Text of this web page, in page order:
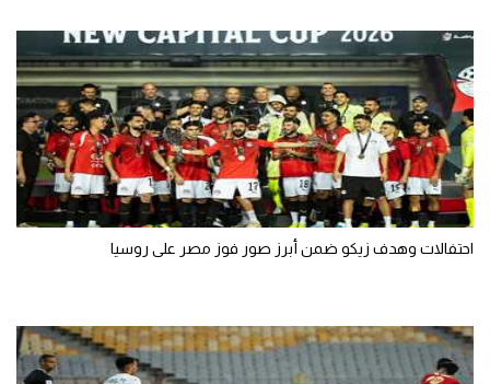
احتفالات وهدف زيكو ضمن أبرز صور فوز مصر على روسيا